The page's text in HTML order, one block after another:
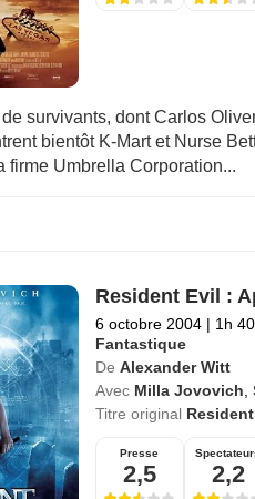
survivants, dont Carlos
bientôt K-Mart et Nurse
firme Umbrella Corporation...
Resident Evil :
6 octobre 2004 | 1h
Fantastique
De Alexander Witt
Avec Milla Jovovich,
Titre original
Presse
2,5 2,2